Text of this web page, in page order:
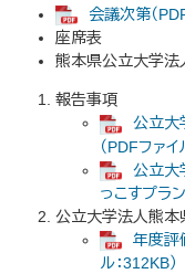
会議次第（
座席表
熊本県公立大学法
報告事項
公立大
（PDFファイ
公立大
っこすプラン
公立大学法人熊本
年度評
ル：312KB）